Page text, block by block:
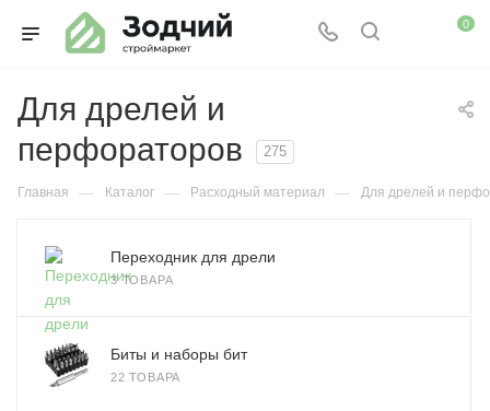
0
Для дрелей и
перфораторов
275
Главная — Каталог — Расходный материал — Для дрелей и
Переходник для дрели
3 ТОВАРА
Биты и наборы бит
22 ТОВАРА